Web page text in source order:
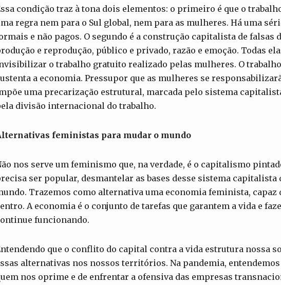
condição traz à tona dois elementos: o primeiro é que o
regra nem para o Sul global, nem para as mulheres. Há uma
e não pagos. O segundo é a construção capitalista de falsas
e reprodução, público e privado, razão e emoção. Todas
o trabalho gratuito realizado pelas mulheres. O
a economia. Pressupor que as mulheres se
uma precarização estrutural, marcada pelo sistema
divisão internacional do trabalho.
feministas para mudar o mundo
nos serve um feminismo que, na verdade, é o capitalismo
ser popular, desmantelar as bases desse sistema capitalista
Trazemos como alternativa uma economia feminista, capaz
A economia é o conjunto de tarefas que garantem a vida e
funcionando.
que o conflito do capital contra a vida estrutura nossa
alternativas nos nossos territórios. Na pandemia,
nos oprime e de enfrentar a ofensiva das empresas